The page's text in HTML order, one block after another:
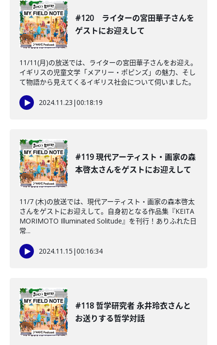
#120 ライターの宮田華子さんを
ゲストにお迎えして
11/11(月)の放送では、ライターの宮田華子さんをお迎え。
イギリスの児童文学「メアリー・ポピンズ」の魅力、そし
て物語から見えてくるイギリス社会について伺いました。
2024.11.23 |00:18:19
#119 現代アーティスト・画家の森
本啓太さんをゲストにお迎えして
11/7 (木)の放送では、現代アーティスト・画家の森本啓太
さんをゲストにお迎えして。自身初となる作品集『KEITA
MORIMOTO Illuminated Solitude』を刊行！ありふれた日
常...
2024.11.15 |00:16:34
#118 哲学研究者 永井玲衣さんと
お送りする哲学対話